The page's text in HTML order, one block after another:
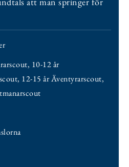
, 10-12 år
, 12-15 år Äventyrarscout,